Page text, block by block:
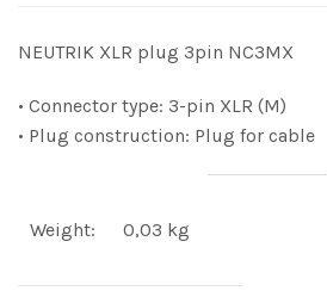
NEUTRIK XLR plug 3pin NC3MX
• Connector type: 3-pin XLR (M)
• Plug construction: Plug for cable
Weight: 0,03 kg